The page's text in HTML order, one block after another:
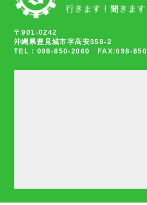
〒901-0242
沖縄県豊見城市字高安358-2
TEL：098-850-2060 FAX:098-